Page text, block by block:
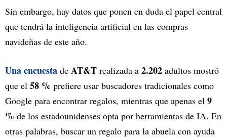
Sin embargo, hay datos que ponen en duda el papel central
que tendrá la inteligencia artificial en las compras
navideñas de este año.
Una encuesta de AT&T realizada a 2.202 adultos mostró
que el 58 % prefiere usar buscadores tradicionales como
Google para encontrar regalos, mientras que apenas el 9
% de los estadounidenses opta por herramientas de IA. En
otras palabras, buscar un regalo para la abuela con ayuda